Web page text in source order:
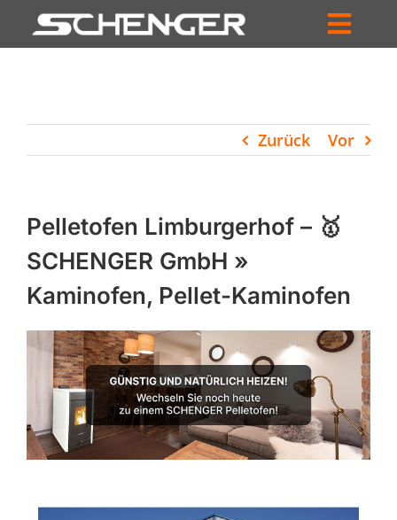
Inhalt
HÄNDLERSUCHE
UNTERNEHMEN
PROFIL
WARENKORB
PRODUCTS
SEARCH
Zurück Vor
Pelletofen Limburgerhof – 🥇
SCHENGER GmbH »
Kaminofen, Pellet-Kaminofen